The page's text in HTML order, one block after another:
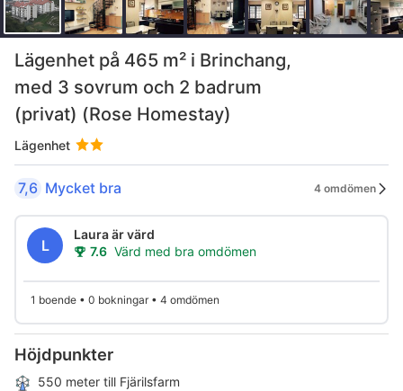
Lägenhet på 465 m² i Brinchang,
med 3 sovrum och 2 badrum
(privat) (Rose Homestay)
Lägenhet
7,6 Mycket bra 4 omdömen
L
Laura är värd
7.6 Värd med bra omdömen
1 boende • 0 bokningar • 4 omdömen
Höjdpunkter
550 meter till Fjärilsfarm